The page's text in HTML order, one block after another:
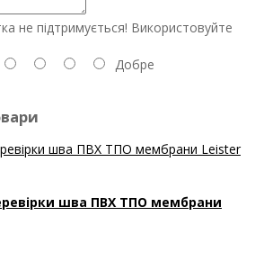
не підтримується! Використовуйте
Добре
шва ПВХ ТПО мембрани